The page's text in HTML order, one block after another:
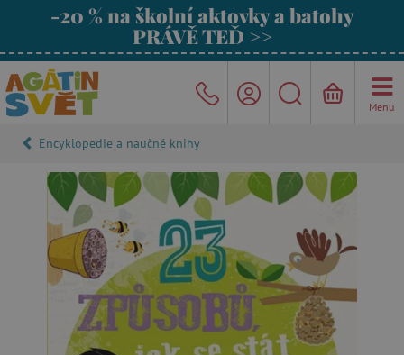
-20 % na školní aktovky a batohy
PRÁVĚ TEĎ >>
Menu
Encyklopedie a naučné knihy